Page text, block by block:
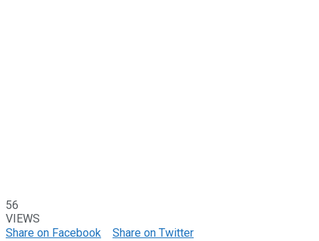
56
VIEWS
Share on Facebook
Share on Twitter